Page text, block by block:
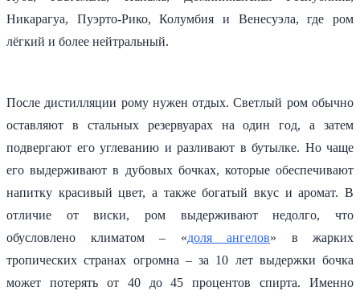
Никарагуа, Пуэрто-Рико, Колумбия и Венесуэла, где ром
лёгкий и более нейтральный.
После дистилляции рому нужен отдых. Светлый ром обычно
оставляют в стальных резервуарах на один год, а затем
подвергают его углеванию и разливают в бутылке. Но чаще
его выдерживают в дубовых бочках, которые обеспечивают
напитку красивый цвет, а также богатый вкус и аромат. В
отличие от виски, ром выдерживают недолго, что
обусловлено климатом – «доля ангелов» в жарких
тропических странах огромна – за 10 лет выдержки бочка
может потерять от 40 до 45 процентов спирта. Именно